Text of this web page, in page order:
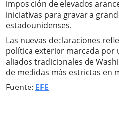
imposición de elevados
iniciativas para gravar a
estadounidenses.
Las nuevas declaraciones
política exterior marcada por
aliados tradicionales de
de medidas más estrictas en
Fuente: EFE